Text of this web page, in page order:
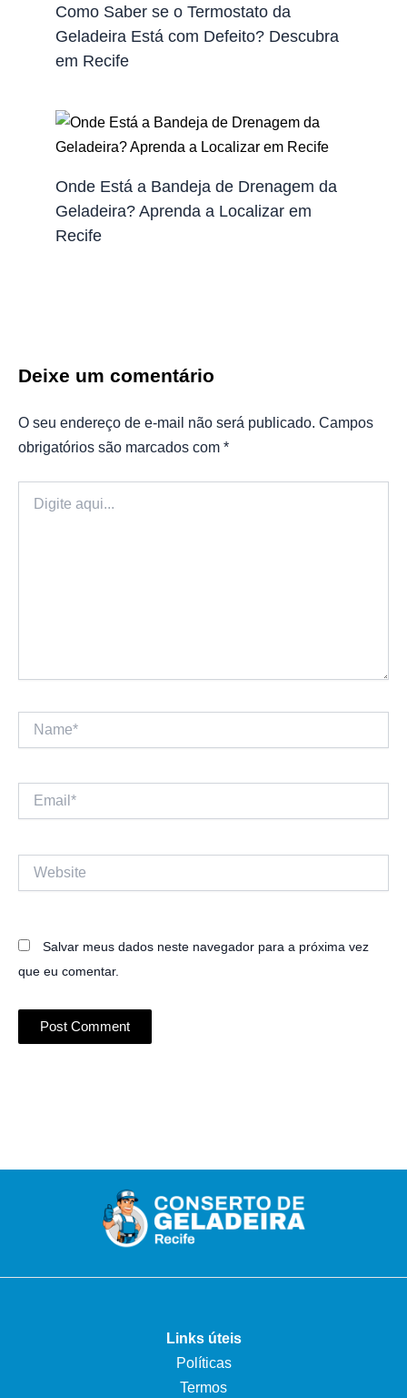
Como Saber se o Termostato da
Geladeira Está com Defeito? Descubra
em Recife
Onde Está a Bandeja de Drenagem da
Geladeira? Aprenda a Localizar em
Recife
Deixe um comentário
O seu endereço de e-mail não será publicado. Campos
obrigatórios são marcados com *
aqui...
Email*
Salvar meus dados neste navegador para a próxima vez
que eu comentar.
Links úteis
Políticas
Termos